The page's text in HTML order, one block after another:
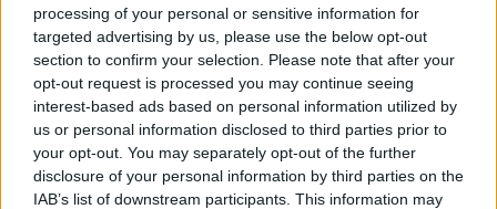
processing of your personal or sensitive information for
targeted advertising by us, please use the below opt-out
section to confirm your selection. Please note that after your
opt-out request is processed you may continue seeing
interest-based ads based on personal information utilized by
us or personal information disclosed to third parties prior to
your opt-out. You may separately opt-out of the further
disclosure of your personal information by third parties on the
IAB’s list of downstream participants. This information may